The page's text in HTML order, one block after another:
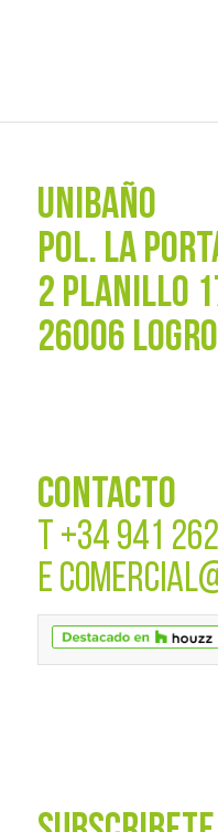
UNIBAÑO
POL. La
2 PLANILLO
26006
CONTACTO
T +34 941
E